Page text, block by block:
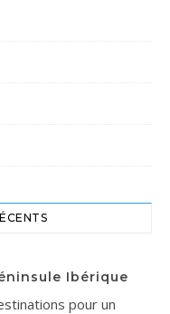
Ibérique
pour un